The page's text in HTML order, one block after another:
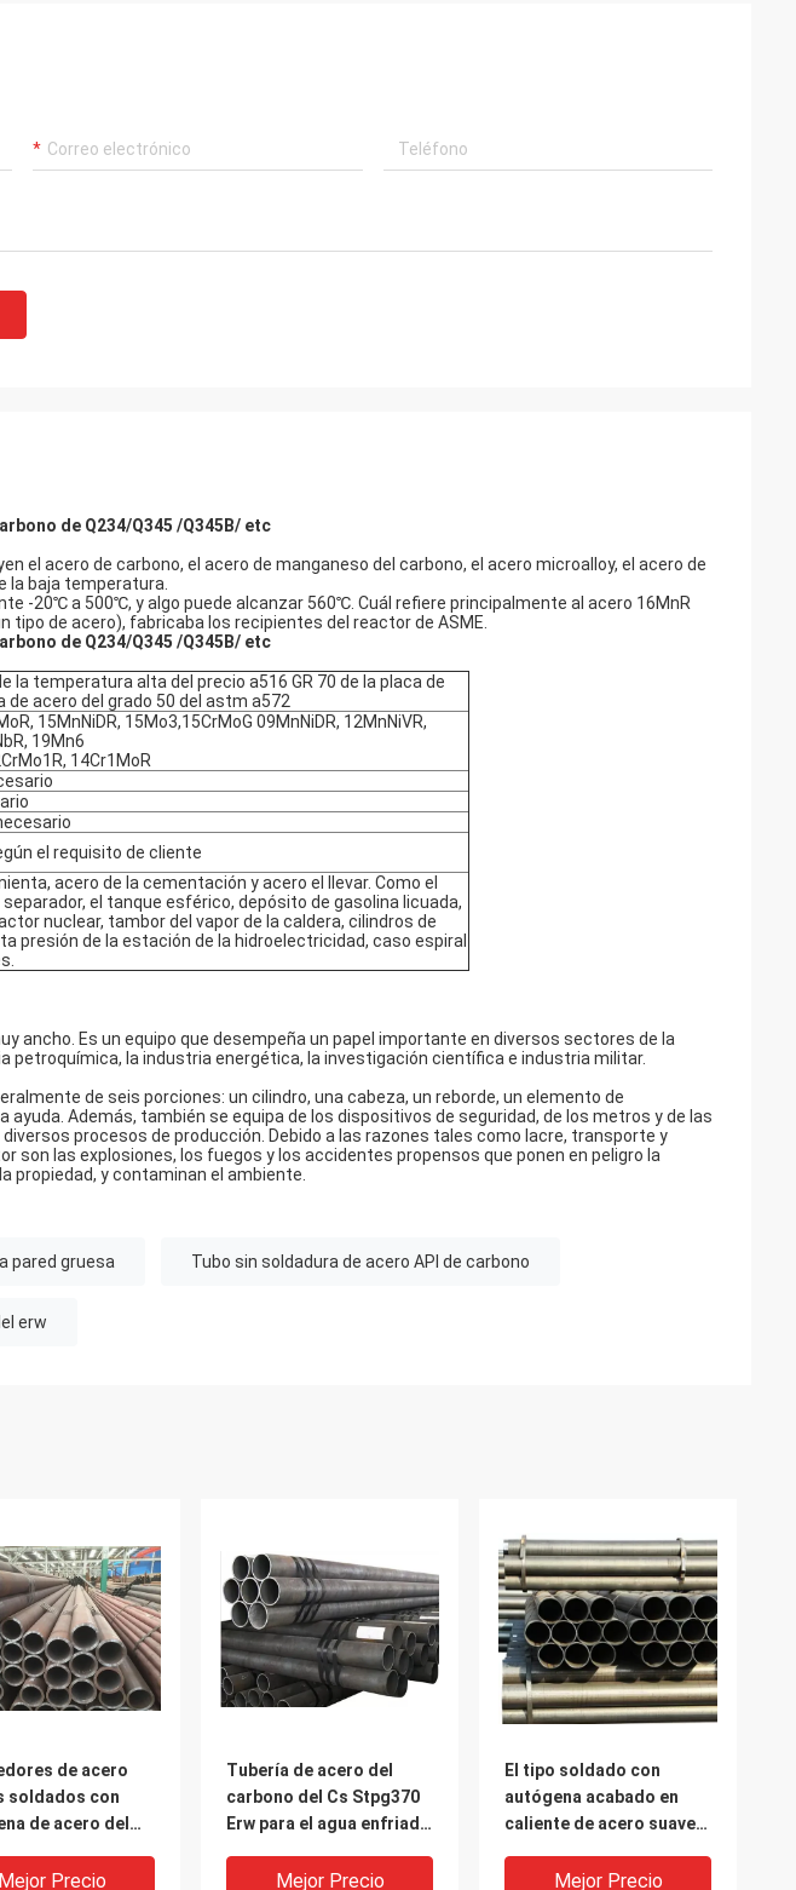
de Q234/Q345 /Q345B/ etc
el acero de carbono, el acero de manganeso del carbono, el acero microalloy, el acero de
la baja temperatura.
-20℃ a 500℃, y algo puede alcanzar 560℃. Cuál refiere principalmente al acero 16MnR
tipo de acero), fabricaba los recipientes del reactor de ASME.
de Q234/Q345 /Q345B/ etc
la temperatura alta del precio a516 GR 70 de la placa de
de acero del grado 50 del astm a572
15MnNiDR, 15Mo3,15CrMoG 09MnNiDR, 12MnNiVR,
19Mn6
14Cr1MoR
el requisito de cliente
acero de la cementación y acero el llevar. Como el
el tanque esférico, depósito de gasolina licuada,
nuclear, tambor del vapor de la caldera, cilindros de
presión de la estación de la hidroelectricidad, caso espiral
ancho. Es un equipo que desempeña un papel importante en diversos sectores de la
petroquímica, la industria energética, la investigación científica e industria militar.
de seis porciones: un cilindro, una cabeza, un reborde, un elemento de
ayuda. Además, también se equipa de los dispositivos de seguridad, de los metros y de las
procesos de producción. Debido a las razones tales como lacre, transporte y
son las explosiones, los fuegos y los accidentes propensos que ponen en peligro la
propiedad, y contaminan el ambiente.
pared gruesa Tubo sin soldadura de acero API de carbono
erw
de acero
soldados con
de acero del
10m m del tubo de
Mejor Precio
Tubería de acero del
carbono del Cs Stpg370
Erw para el agua enfriada
Mejor Precio
El tipo soldado con
autógena acabado en
caliente de acero suave
Erw empareda
Mejor Precio